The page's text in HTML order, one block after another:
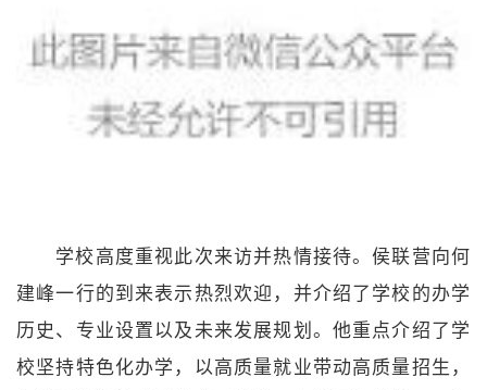
学校高度重视此次来访并热情接待。侯联营向何
建峰一行的到来表示热烈欢迎，并介绍了学校的办学
历史、专业设置以及未来发展规划。他重点介绍了学
校坚持特色化办学，以高质量就业带动高质量招生，